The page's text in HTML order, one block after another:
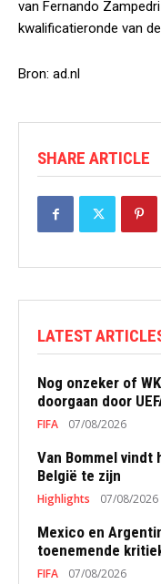
van Fernando
kwalificatieronde van
Bron: ad.nl
SHARE ARTICLE
LATEST
Nog onzeker of
doorgaan door
FIFA 07/08/2026
Van Bommel vindt
België te zijn
Highlights 07/08/2026
Mexico en
toenemende
FIFA 07/08/2026